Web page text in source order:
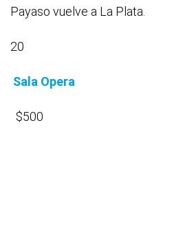
Payaso vuelve a La Plata.
20
Sala Opera
$500